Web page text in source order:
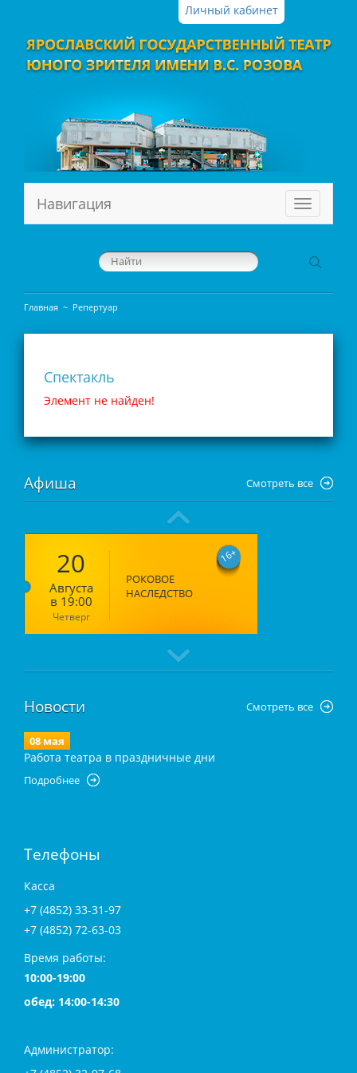
Личный кабинет
Меню
Навигация
Главная ~ Репертуар
Спектакль
Элемент не найден!
Афиша Смотреть все
16
20
Августа
в 19:00
Четверг
РОКОВОЕ
НАСЛЕДСТВО
Новости Смотреть все
08 мая
Работа театра в праздничные дни
Подробнее
Телефоны
Касса
+7 (4852) 33-31-97
+7 (4852) 72-63-03
Время работы:
10:00-19:00
обед: 14:00-14:30
Администратор: